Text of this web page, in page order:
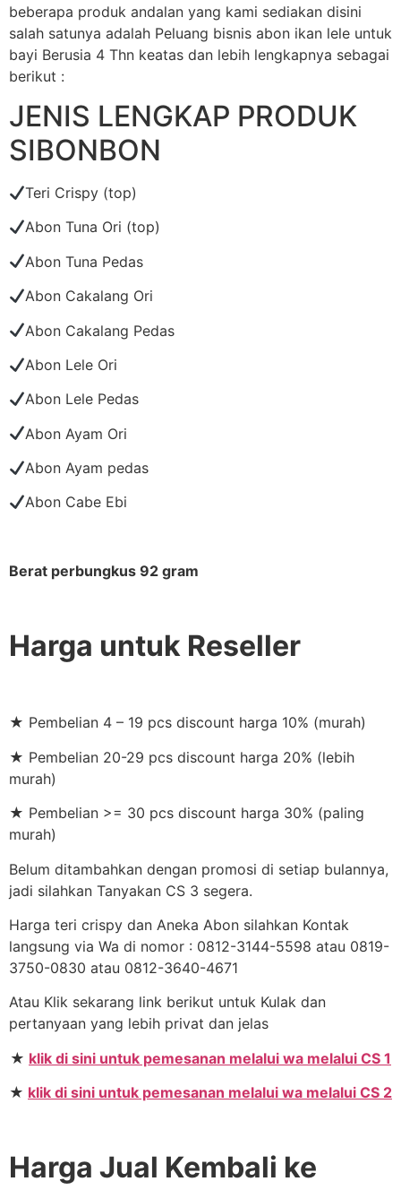
beberapa produk andalan yang kami sediakan disini
salah satunya adalah Peluang bisnis abon ikan lele untuk
bayi Berusia 4 Thn keatas dan lebih lengkapnya sebagai
berikut :
JENIS LENGKAP PRODUK
SIBONBON
Teri Crispy (top)
Abon Tuna Ori (top)
Abon Tuna Pedas
Abon Cakalang Ori
Abon Cakalang Pedas
Abon Lele Ori
Abon Lele Pedas
Abon Ayam Ori
Abon Ayam pedas
Abon Cabe Ebi
Berat perbungkus 92 gram
Harga untuk Reseller
★ Pembelian 4 – 19 pcs discount harga 10% (murah)
★ Pembelian 20-29 pcs discount harga 20% (lebih
murah)
★ Pembelian >= 30 pcs discount harga 30% (paling
murah)
Belum ditambahkan dengan promosi di setiap bulannya,
jadi silahkan Tanyakan CS 3 segera.
Harga teri crispy dan Aneka Abon silahkan Kontak
langsung via Wa di nomor : 0812-3144-5598 atau 0819-
3750-0830 atau 0812-3640-4671
Atau Klik sekarang link berikut untuk Kulak dan
pertanyaan yang lebih privat dan jelas
★ klik di sini untuk pemesanan melalui wa melalui CS 1
★ klik di sini untuk pemesanan melalui wa melalui CS 2
Harga Jual Kembali ke